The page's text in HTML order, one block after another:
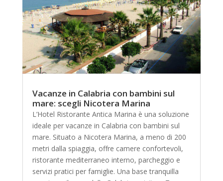
Vacanze in Calabria con bambini sul
mare: scegli Nicotera Marina
L’Hotel Ristorante Antica Marina è una soluzione
ideale per vacanze in Calabria con bambini sul
mare. Situato a Nicotera Marina, a meno di 200
metri dalla spiaggia, offre camere confortevoli,
ristorante mediterraneo interno, parcheggio e
servizi pratici per famiglie. Una base tranquilla